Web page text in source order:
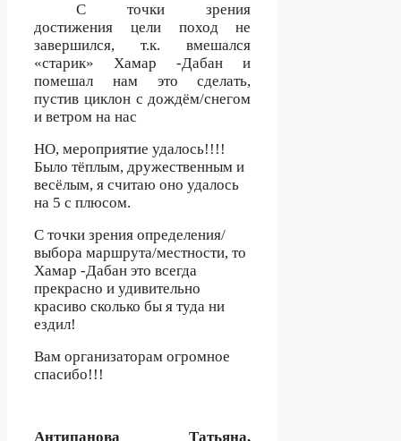
С точки зрения
достижения цели поход не
завершился, т.к. вмешался
«старик» Хамар -Дабан и
помешал нам это сделать,
пустив циклон с дождём/снегом
и ветром на нас
НО, мероприятие удалось!!!!
Было тёплым, дружественным и
весёлым, я считаю оно удалось
на 5 с плюсом.
С точки зрения определения/
выбора маршрута/местности, то
Хамар -Дабан это всегда
прекрасно и удивительно
красиво сколько бы я туда ни
ездил!
Вам организаторам огромное
спасибо!!!
Антипанова Татьяна,